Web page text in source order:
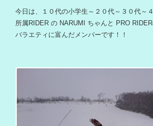
今日は、１０代の小学生～２０代～３０代～
所属RIDER の NARUMI ちゃんと PRO RIDER
バラエティに富んだメンバーです！！